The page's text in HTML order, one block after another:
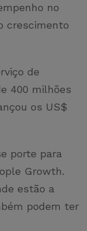
no
crescimento
de
400 milhões
os US$
porte para
Growth.
estão a
podem ter